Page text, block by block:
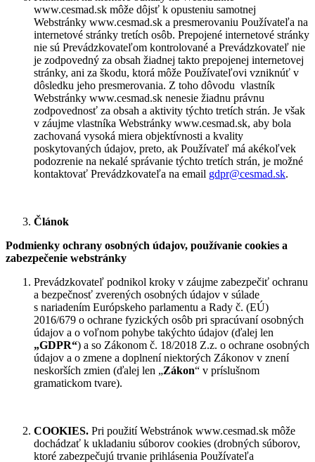
www.cesmad.sk môže dôjsť k opusteniu samotnej
Webstránky www.cesmad.sk a presmerovaniu Používateľa na
internetové stránky tretích osôb. Prepojené internetové stránky
nie sú Prevádzkovateľom kontrolované a Prevádzkovateľ nie
je zodpovedný za obsah žiadnej takto prepojenej internetovej
stránky, ani za škodu, ktorá môže Používateľovi vzniknúť v
dôsledku jeho presmerovania. Z toho dôvodu vlastník
Webstránky www.cesmad.sk nenesie žiadnu právnu
zodpovednosť za obsah a aktivity týchto tretích strán. Je však
v záujme vlastníka Webstránky www.cesmad.sk, aby bola
zachovaná vysoká miera objektívnosti a kvality
poskytovaných údajov, preto, ak Používateľ má akékoľvek
podozrenie na nekalé správanie týchto tretích strán, je možné
kontaktovať Prevádzkovateľa na email gdpr@cesmad.sk.
Článok
Podmienky ochrany osobných údajov, používanie cookies a
zabezpečenie webstránky
Prevádzkovateľ podnikol kroky v záujme zabezpečiť ochranu
a bezpečnosť zverených osobných údajov v súlade
s nariadením Európskeho parlamentu a Rady č. (EÚ)
2016/679 o ochrane fyzických osôb pri spracúvaní osobných
údajov a o voľnom pohybe takýchto údajov (ďalej len
„GDPR“) a so Zákonom č. 18/2018 Z.z. o ochrane osobných
údajov a o zmene a doplnení niektorých Zákonov v znení
neskorších zmien (ďalej len „Zákon“ v príslušnom
gramatickom tvare).
COOKIES. Pri použití Webstránok www.cesmad.sk môže
dochádzať k ukladaniu súborov cookies (drobných súborov,
ktoré zabezpečujú trvanie prihlásenia Používateľa